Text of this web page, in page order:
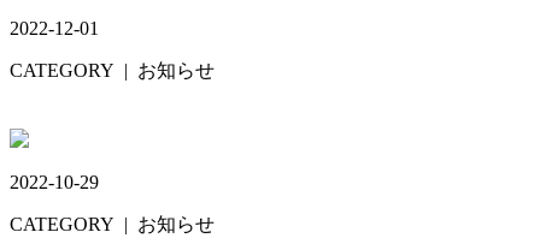
2022-12-01
CATEGORY | お知らせ
2022-10-29
CATEGORY | お知らせ